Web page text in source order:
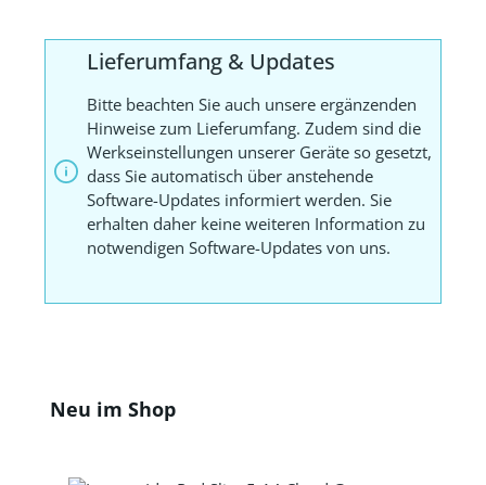
Lieferumfang & Updates
Bitte beachten Sie auch unsere ergänzenden
Hinweise zum Lieferumfang. Zudem sind die
Werkseinstellungen unserer Geräte so gesetzt,
dass Sie automatisch über anstehende
Software-Updates informiert werden. Sie
erhalten daher keine weiteren Information zu
notwendigen Software-Updates von uns.
Produktgalerie überspringen
Neu im Shop